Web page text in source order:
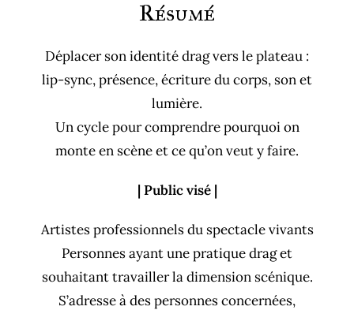
Résumé
Déplacer son identité drag vers le plateau :
lip-sync, présence, écriture du corps, son et
lumière.
Un cycle pour comprendre pourquoi on
monte en scène et ce qu’on veut y faire.
| Public visé |
Artistes professionnels du spectacle vivants
Personnes ayant une pratique drag et
souhaitant travailler la dimension scénique.
S’adresse à des personnes concernées,